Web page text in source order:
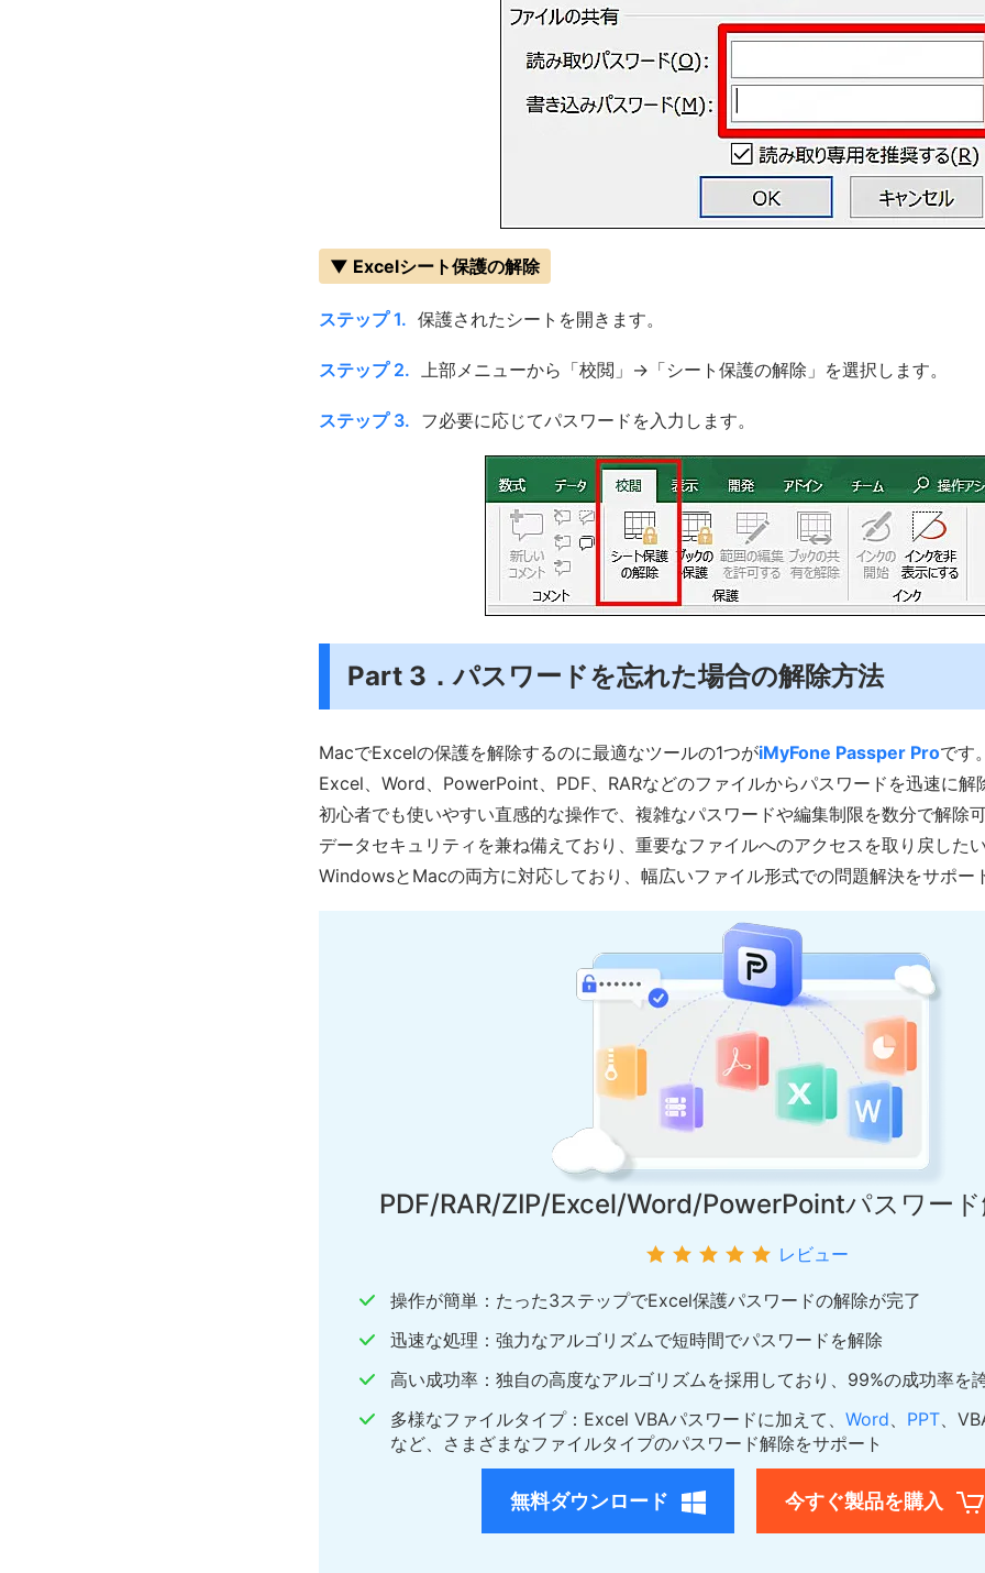
▼ Excelシート保護の解除
ステップ 1. 保護されたシートを開きます。
ステップ 2. 上部メニューから「校閲」→「シート保護の解除」を選択します。
ステップ 3. フ必要に応じてパスワードを入力します。
Part 3．パスワードを忘れた場合の解除方法
MacでExcelの保護を解除するのに最適なツールの1つがiMyFone Passper Proです
Excel、Word、PowerPoint、PDF、RARなどのファイルからパスワードを迅速に解
初心者でも使いやすい直感的な操作で、複雑なパスワードや編集制限を数分で解除
データセキュリティを兼ね備えており、重要なファイルへのアクセスを取り戻したい
WindowsとMacの両方に対応しており、幅広いファイル形式での問題解決をサポー
PDF/RAR/ZIP/Excel/Word/PowerPointパスワー
レビュー
操作が簡単：たった3ステップでExcel保護パスワードの解除が完了
迅速な処理：強力なアルゴリズムで短時間でパスワードを解除
高い成功率：独自の高度なアルゴリズムを採用しており、99%の成功率を
多様なファイルタイプ：Excel VBAパスワードに加えて、 Word、 PPT、
など、さまざまなファイルタイプのパスワード解除をサポート
無料ダウンロード 今すぐ製品を購入